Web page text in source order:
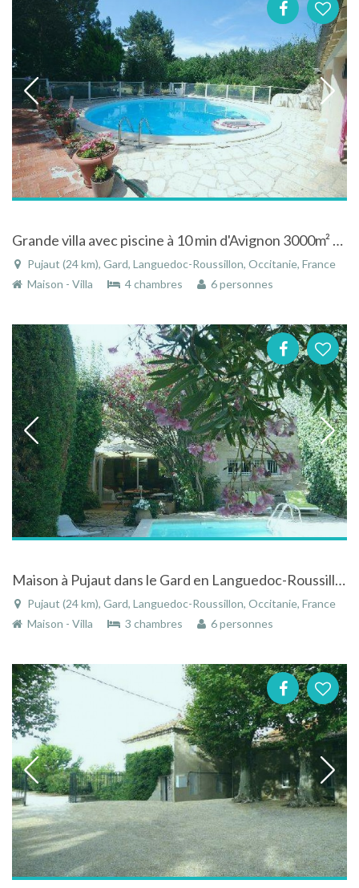
Grande villa avec piscine à 10 min d'Avignon 3000m² cloturés boisés à Pujaut
Pujaut (24 km), Gard, Languedoc-Roussillon, Occitanie, France
Maison - Villa
4 chambres 6 personnes
Maison à Pujaut dans le Gard en Languedoc-Roussillon avec piscine
Pujaut (24 km), Gard, Languedoc-Roussillon, Occitanie, France
Maison - Villa
3 chambres 6 personnes